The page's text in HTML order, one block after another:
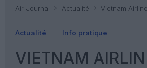
Air Journal Actualité Vietnam
Actualité Info pratique
VIETNAM